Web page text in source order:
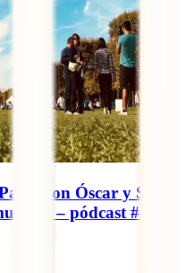
con Óscar y Sonia
– pódcast #58